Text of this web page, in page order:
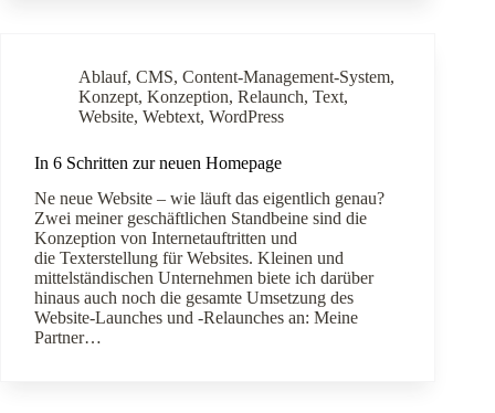
Ablauf, CMS, Content-Management-System,
Konzept, Konzeption, Relaunch, Text,
Website, Webtext, WordPress
In 6 Schritten zur neuen Homepage
Ne neue Website – wie läuft das eigentlich genau?
Zwei meiner geschäftlichen Standbeine sind die
Konzeption von Internetauftritten und
die Texterstellung für Websites. Kleinen und
mittelständischen Unternehmen biete ich darüber
hinaus auch noch die gesamte Umsetzung des
Website-Launches und -Relaunches an: Meine
Partner…